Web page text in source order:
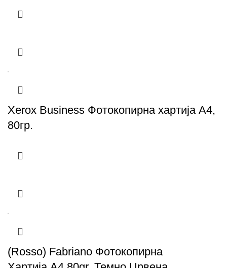
Xerox Business Фотокопирна хартија А4,
80гр.
(Rosso) Fabriano Фотокопирна